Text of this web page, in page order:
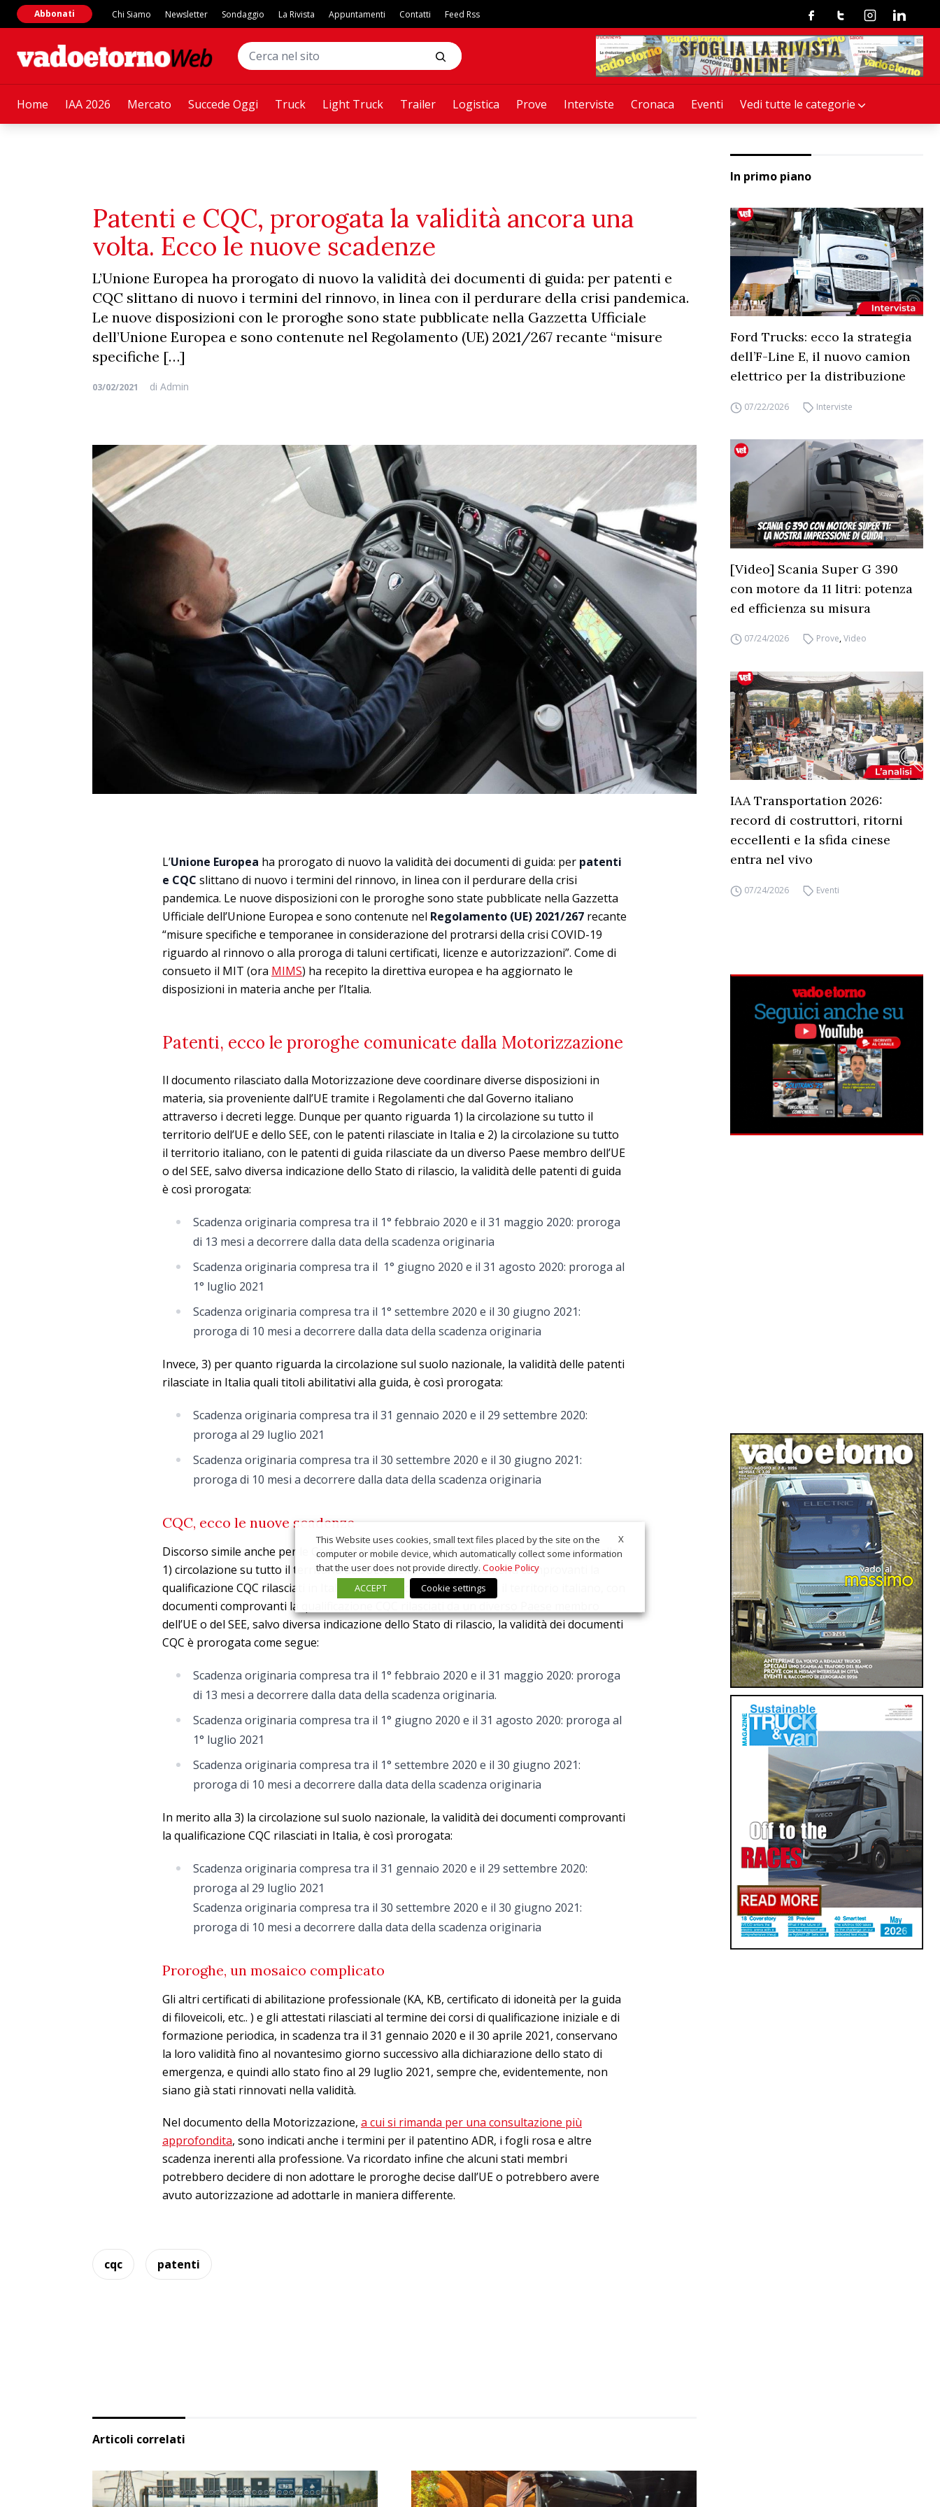
Home IAA 2026 Mercato Succede Oggi Truck Light Truck Trailer Logistica Prove Interviste Cronaca Eventi Vedi tutte le categorie
Abbonati Chi Siamo Newsletter Sondaggio La Rivista Appuntamenti Contatti Feed Rss FacebookTwitterInstagramLinkedin
Patenti e CQC, prorogata la validità ancora una
volta. Ecco le nuove scadenze
L’Unione Europea ha prorogato di nuovo la validità dei documenti di guida: per patenti e
CQC slittano di nuovo i termini del rinnovo, in linea con il perdurare della crisi pandemica.
Le nuove disposizioni con le proroghe sono state pubblicate nella Gazzetta Ufficiale
dell’Unione Europea e sono contenute nel Regolamento (UE) 2021/267 recante “misure
specifiche […]
03/02/2021 di Admin
L’Unione Europea ha prorogato di nuovo la validità dei documenti di guida: per patenti
e CQC slittano di nuovo i termini del rinnovo, in linea con il perdurare della crisi
pandemica. Le nuove disposizioni con le proroghe sono state pubblicate nella Gazzetta
Ufficiale dell’Unione Europea e sono contenute nel Regolamento (UE) 2021/267 recante
“misure specifiche e temporanee in considerazione del protrarsi della crisi COVID-19
riguardo al rinnovo o alla proroga di taluni certificati, licenze e autorizzazioni”. Come di
consueto il MIT (ora MIMS) ha recepito la direttiva europea e ha aggiornato le
disposizioni in materia anche per l’Italia.
Patenti, ecco le proroghe comunicate dalla Motorizzazione
Il documento rilasciato dalla Motorizzazione deve coordinare diverse disposizioni in
materia, sia proveniente dall’UE tramite i Regolamenti che dal Governo italiano
attraverso i decreti legge. Dunque per quanto riguarda 1) la circolazione su tutto il
territorio dell’UE e dello SEE, con le patenti rilasciate in Italia e 2) la circolazione su tutto
il territorio italiano, con le patenti di guida rilasciate da un diverso Paese membro dell’UE
o del SEE, salvo diversa indicazione dello Stato di rilascio, la validità delle patenti di guida
è così prorogata:
Scadenza originaria compresa tra il 1° febbraio 2020 e il 31 maggio 2020: proroga
di 13 mesi a decorrere dalla data della scadenza originaria
Scadenza originaria compresa tra il 1° giugno 2020 e il 31 agosto 2020: proroga al
1° luglio 2021
Scadenza originaria compresa tra il 1° settembre 2020 e il 30 giugno 2021:
proroga di 10 mesi a decorrere dalla data della scadenza originaria
Invece, 3) per quanto riguarda la circolazione sul suolo nazionale, la validità delle patenti
rilasciate in Italia quali titoli abilitativi alla guida, è così prorogata:
Scadenza originaria compresa tra il 31 gennaio 2020 e il 29 settembre 2020:
proroga al 29 luglio 2021
Scadenza originaria compresa tra il 30 settembre 2020 e il 30 giugno 2021:
proroga di 10 mesi a decorrere dalla data della scadenza originaria
CQC, ecco le nuove scadenze
Discorso simile anche per le Carte di Qualificazione del Conducente (CQC). In merito alla
1) circolazione su tutto il territorio dell’UE e dello SEE con documenti comprovanti la
qualificazione CQC rilasciati in Italia e alla 2) circolazione su tutto il territorio italiano, con
documenti comprovanti la qualificazione CQC rilasciati da un diverso Paese membro
dell’UE o del SEE, salvo diversa indicazione dello Stato di rilascio, la validità dei documenti
CQC è prorogata come segue:
Scadenza originaria compresa tra il 1° febbraio 2020 e il 31 maggio 2020: proroga
di 13 mesi a decorrere dalla data della scadenza originaria.
Scadenza originaria compresa tra il 1° giugno 2020 e il 31 agosto 2020: proroga al
1° luglio 2021
Scadenza originaria compresa tra il 1° settembre 2020 e il 30 giugno 2021:
proroga di 10 mesi a decorrere dalla data della scadenza originaria
In merito alla 3) la circolazione sul suolo nazionale, la validità dei documenti comprovanti
la qualificazione CQC rilasciati in Italia, è così prorogata:
Scadenza originaria compresa tra il 31 gennaio 2020 e il 29 settembre 2020:
proroga al 29 luglio 2021
Scadenza originaria compresa tra il 30 settembre 2020 e il 30 giugno 2021:
proroga di 10 mesi a decorrere dalla data della scadenza originaria
Proroghe, un mosaico complicato
Gli altri certificati di abilitazione professionale (KA, KB, certificato di idoneità per la guida
di filoveicoli, etc.. ) e gli attestati rilasciati al termine dei corsi di qualificazione iniziale e di
formazione periodica, in scadenza tra il 31 gennaio 2020 e il 30 aprile 2021, conservano
la loro validità fino al novantesimo giorno successivo alla dichiarazione dello stato di
emergenza, e quindi allo stato fino al 29 luglio 2021, sempre che, evidentemente, non
siano già stati rinnovati nella validità.
Nel documento della Motorizzazione, a cui si rimanda per una consultazione più
approfondita, sono indicati anche i termini per il patentino ADR, i fogli rosa e altre
scadenza inerenti alla professione. Va ricordato infine che alcuni stati membri
potrebbero decidere di non adottare le proroghe decise dall’UE o potrebbero avere
avuto autorizzazione ad adottarle in maniera differente.
cqc patenti
In primo piano
Ford Trucks: ecco la strategia
dell’F-Line E, il nuovo camion
elettrico per la distribuzione
07/22/2026 Interviste
[Video] Scania Super G 390
con motore da 11 litri: potenza
ed efficienza su misura
07/24/2026 Prove,Video
IAA Transportation 2026:
record di costruttori, ritorni
eccellenti e la sfida cinese
entra nel vivo
07/24/2026 Eventi
Articoli correlati
X
This Website uses cookies, small text files placed by the site on the
computer or mobile device, which automatically collect some information
that the user does not provide directly. Cookie Policy
ACCEPT
Cookie settings